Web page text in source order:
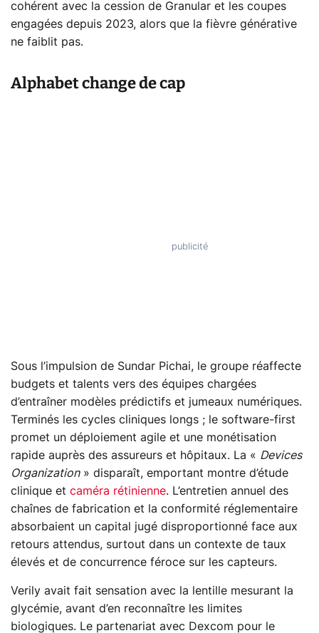
cohérent avec la cession de Granular et les coupes
engagées depuis 2023, alors que la fièvre générative
ne faiblit pas.
Alphabet change de cap
Sous l’impulsion de Sundar Pichai, le groupe réaffecte
budgets et talents vers des équipes chargées
d’entraîner modèles prédictifs et jumeaux numériques.
Terminés les cycles cliniques longs ; le software-first
promet un déploiement agile et une monétisation
rapide auprès des assureurs et hôpitaux. La « Devices
Organization» disparaît, emportant montre d’étude
clinique et caméra rétinienne. L’entretien annuel des
chaînes de fabrication et la conformité réglementaire
absorbaient un capital jugé disproportionné face aux
retours attendus, surtout dans un contexte de taux
élevés et de concurrence féroce sur les capteurs.
Verily avait fait sensation avec la lentille mesurant la
glycémie, avant d’en reconnaître les limites
biologiques. Le partenariat avec Dexcom pour le